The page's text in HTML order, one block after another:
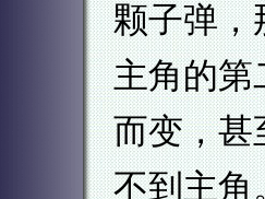
颗子弹，
主角的第
而变，甚
不到主角